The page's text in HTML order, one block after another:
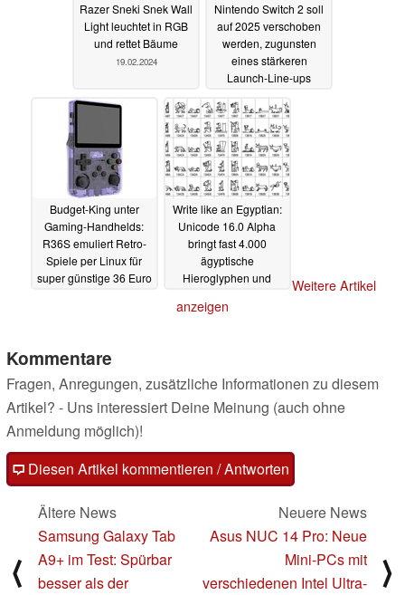
Razer Sneki Snek Wall
Light leuchtet in RGB
und rettet Bäume
19.02.2024
Nintendo Switch 2 soll
auf 2025 verschoben
werden, zugunsten
eines stärkeren
Launch-Line-ups
19.02.2024
Budget-King unter
Gaming-Handhelds:
R36S emuliert Retro-
Spiele per Linux für
super günstige 36 Euro
Write like an Egyptian:
Unicode 16.0 Alpha
bringt fast 4.000
ägyptische
Hieroglyphen und
Zeichen12.02.2024
Weitere Artikel
anzeigen
Kommentare
Fragen, Anregungen, zusätzliche Informationen zu diesem
Artikel? - Uns interessiert Deine Meinung (auch ohne
Anmeldung möglich)!
Diesen Artikel kommentieren / Antworten
⟨
Ältere News
Samsung Galaxy Tab
A9+ im Test: Spürbar
besser als der
Neuere News
Asus NUC 14 Pro: Neue
Mini-PCs mit
verschiedenen Intel Ultra-
⟩